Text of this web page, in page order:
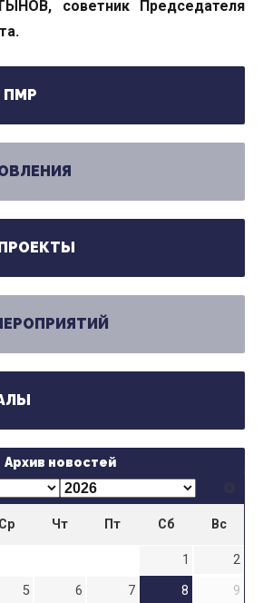
советник Председателя
ПМР
Архив новостей
Ср Чт Пт Сб Вс
1
2
5 6 7 8
9